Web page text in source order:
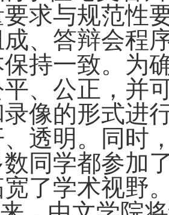
求与规范性
成、答辩会程
持一致。为
、公正，并
像的形式进
透明。同时
同学都参加
宽了学术视野